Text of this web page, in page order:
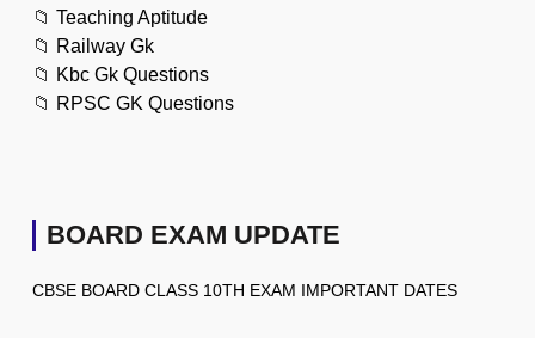
📁 Teaching Aptitude
📁 Railway Gk
📁 Kbc Gk Questions
📁 RPSC GK Questions
BOARD EXAM UPDATE
CBSE BOARD CLASS 10TH EXAM IMPORTANT DATES